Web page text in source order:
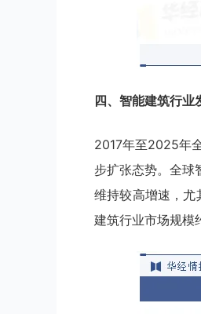
四、 智能建筑行业
2017年至2025年
步扩张态势。全球
维持较高增速，
建筑行业市场规模